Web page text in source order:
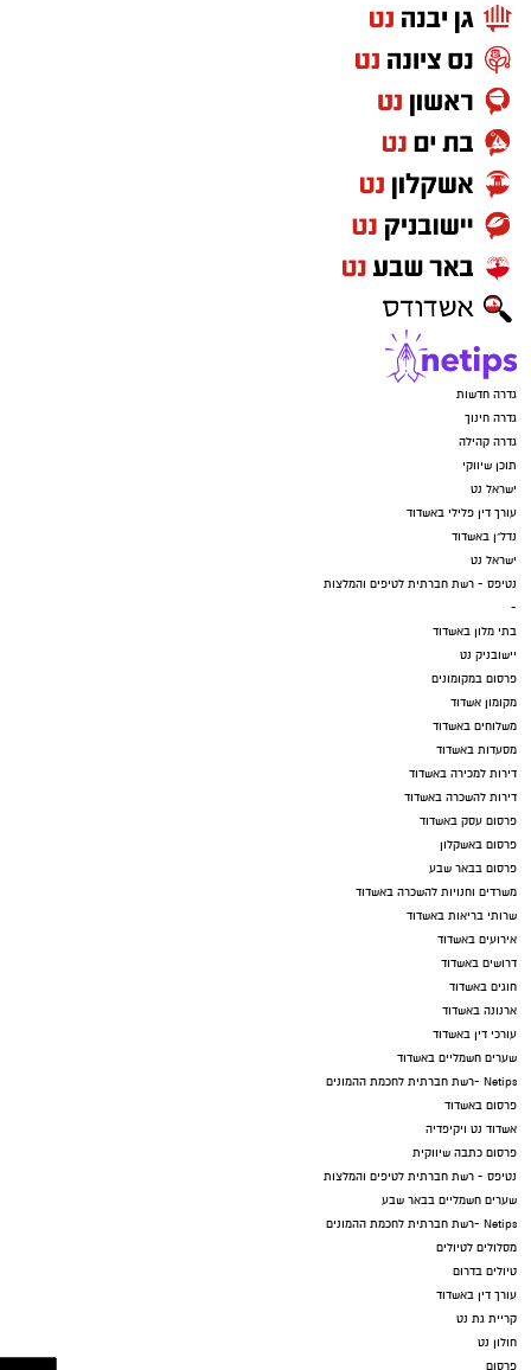
גדרה חדשות
גדרה חינוך
גדרה קהילה
תוכן שיווקי
ישראל נט
עורך דין פלילי באשדוד
נדל"ן באשדוד
ישראל נט
נטיפס - רשת חברתית לטיפים והמלצות
-
בתי מלון באשדוד
יישובניק נט
פרסום במקומונים
מקומון אשדוד
משלוחים באשדוד
מסעדות באשדוד
דירות למכירה באשדוד
דירות להשכרה באשדוד
פרסום עסק באשדוד
פרסום באשקלון
פרסום בבאר שבע
משרדים וחנויות להשכרה באשדוד
שרותי בריאות באשדוד
אירועים באשדוד
דרושים באשדוד
חוגים באשדוד
ארנונה באשדוד
עורכי דין באשדוד
שערים חשמליים באשדוד
Netips -רשת חברתית לחכמת ההמונים
פרסום באשדוד
אשדוד נט ויקיפדיה
פרסום כתבה שיווקית
נטיפס - רשת חברתית לטיפים והמלצות
שערים חשמליים בבאר שבע
Netips -רשת חברתית לחכמת ההמונים
מסלולים לטיולים
טיולים בדרום
עורך דין באשדוד
קריית גת נט
חולון נט
פרסום